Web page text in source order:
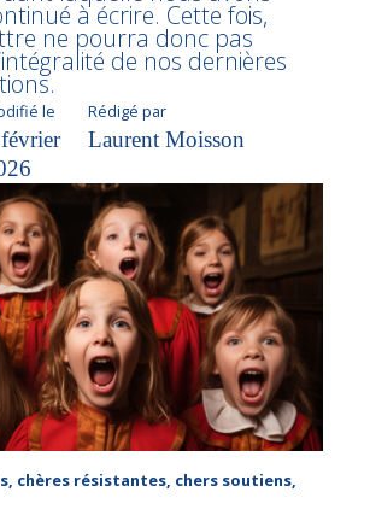
à écrire. Cette fois,
ne pourra donc pas
de nos dernières
le Rédigé par
Laurent Moisson
chères résistantes, chers soutiens,